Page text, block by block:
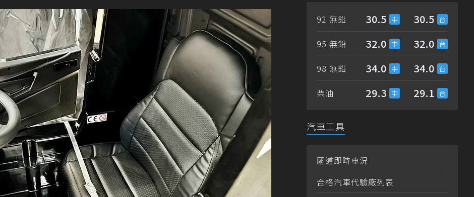
92 無鉛 30.5 30.5
95 無鉛 32.0 32.0
98 無鉛 34.0 34.0
柴油 29.3 29.1
汽車工具
國道即時車況
合格汽車代驗廠列表